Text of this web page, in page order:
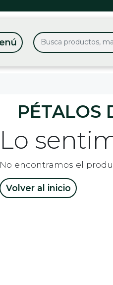
PÉTALOS
Lo
No encontramos el
Volver al inicio